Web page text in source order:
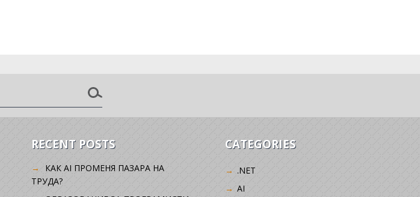
RECENT POSTS
КАК AI ПРОМЕНЯ ПАЗАРА НА
ТРУДА?
CATEGORIES
.NET
AI